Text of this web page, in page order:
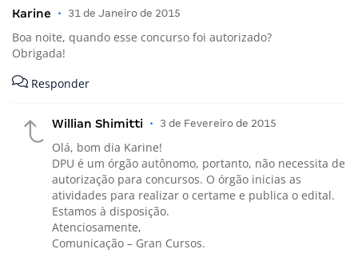
Karine • 31 de Janeiro de 2015
Boa noite, quando esse concurso foi autorizado?
Obrigada!
Responder
Willian Shimitti • 3 de Fevereiro de 2015
Olá, bom dia Karine!
DPU é um órgão autônomo, portanto, não necessita de
autorização para concursos. O órgão inicias as
atividades para realizar o certame e publica o edital.
Estamos à disposição.
Atenciosamente,
Comunicação – Gran Cursos.